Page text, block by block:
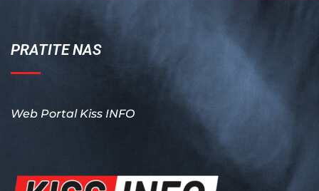
PRATITE NAS
Web Portal Kiss INFO